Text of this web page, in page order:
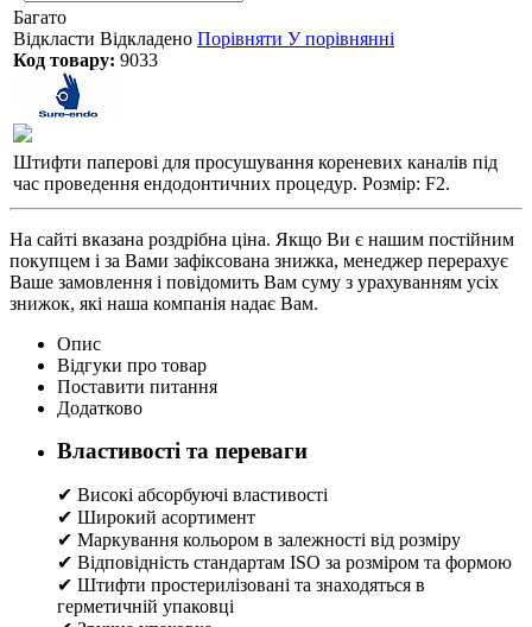
Багато
Відкласти Відкладено Порівняти У порівнянні
Код товару: 9033
Штифти паперові для просушування кореневих каналів під
час проведення ендодонтичних процедур. Розмір: F2.
На сайті вказана роздрібна ціна. Якщо Ви є нашим постійним
покупцем і за Вами зафіксована знижка, менеджер перерахує
Ваше замовлення і повідомить Вам суму з урахуванням усіх
знижок, які наша компанія надає Вам.
Опис
Відгуки про товар
Поставити питання
Додатково
Властивості та переваги
✔ Високі абсорбуючі властивості
✔ Широкий асортимент
✔ Маркування кольором в залежності від розміру
✔ Відповідність стандартам ISO за розміром та формою
✔ Штифти простерилізовані та знаходяться в
герметичній упаковці